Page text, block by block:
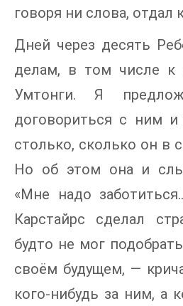
говоря ни слова, отдал
Дней через десять
делам, в том числе к
Умтонги. Я
договориться с ним и
столько, сколько он в
Но об этом она и
«Мне надо
Карстайрс сделал
будто не мог
своём будущем, —
кого-нибудь за ним, а